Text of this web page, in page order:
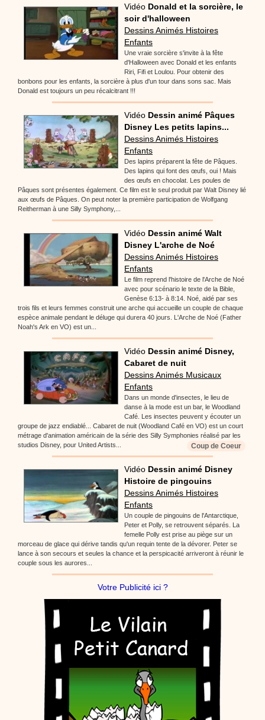
Vidéo Donald et la sorcière, le
soir d'halloween
Dessins Animés Histoires
Enfants
Une vraie sorcière s'invite à la fête
d'Halloween avec Donald et les enfants
Riri, Fifi et Loulou. Pour obtenir des
bonbons pour les enfants, la sorcière à plus d'un tour dans sons sac. Mais
Donald est toujours un peu récalcitrant !!!
Vidéo Dessin animé Pâques
Disney Les petits lapins...
Dessins Animés Histoires
Enfants
Des lapins préparent la fête de Pâques.
Des lapins qui font des œufs, oui ! Mais
des œufs en chocolat. Les poules de
Pâques sont présentes également. Ce film est le seul produit par Walt Disney lié
aux œufs de Pâques. On peut noter la première participation de Wolfgang
Reitherman à une Silly Symphony,...
Vidéo Dessin animé Walt
Disney L'arche de Noé
Dessins Animés Histoires
Enfants
Le film reprend l'histoire de l'Arche de Noé
avec pour scénario le texte de la Bible,
Genèse 6:13- à 8:14. Noé, aidé par ses
trois fils et leurs femmes construit une arche qui accueille un couple de chaque
espèce animale pendant le déluge qui durera 40 jours. L'Arche de Noé (Father
Noah's Ark en VO) est un...
Vidéo Dessin animé Disney,
Cabaret de nuit
Dessins Animés Musicaux
Enfants
Dans un monde d'insectes, le lieu de
danse à la mode est un bar, le Woodland
Café. Les insectes peuvent y écouter un
groupe de jazz endiablé... Cabaret de nuit (Woodland Café en VO) est un court
métrage d'animation américain de la série des Silly Symphonies réalisé par les
studios Disney, pour United Artists...
Coup de Coeur
Vidéo Dessin animé Disney
Histoire de pingouins
Dessins Animés Histoires
Enfants
Un couple de pingouins de l'Antarctique,
Peter et Polly, se retrouvent séparés. La
femelle Polly est prise au piège sur un
morceau de glace qui dérive tandis qu'un requin tente de la dévorer. Peter se
lance à son secours et seules la chance et la perspicacité arriveront à réunir le
couple sous les aurores...
Votre Publicité ici ?